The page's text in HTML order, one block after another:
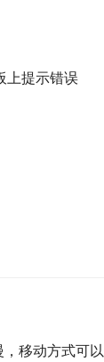
上提示错误
移动方式可以